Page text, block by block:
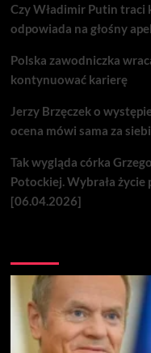
Czy Władimir Putin traci
odpowiada na głośny apel
Polska zawodniczka
kontynuować karierę
Jerzy Brzęczek o
ocena mówi sama za
Tak wygląda córka
Potockiej. Wybrała
[06.04.2026]